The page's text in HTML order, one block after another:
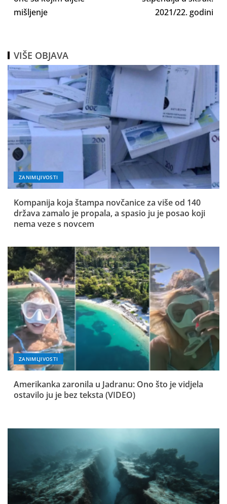
mišljenje
2021/22. godini
VIŠE OBJAVA
ZANIMLJIVOSTI
Kompanija koja štampa novčanice za više od 140
država zamalo je propala, a spasio ju je posao koji
nema veze s novcem
ZANIMLJIVOSTI
Amerikanka zaronila u Jadranu: Ono što je vidjela
ostavilo ju je bez teksta (VIDEO)